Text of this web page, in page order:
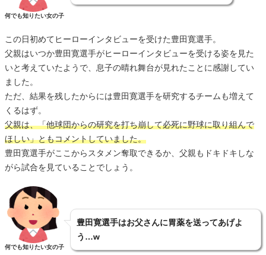
何でも知りたい女の子
この日初めてヒーローインタビューを受けた豊田寛選手。
父親はいつか豊田寛選手がヒーローインタビューを受ける姿を見た
いと考えていたようで、息子の晴れ舞台が見れたことに感謝してい
ました。
ただ、結果を残したからには豊田寛選手を研究するチームも増えて
くるはず。
父親は、「他球団からの研究を打ち崩して必死に野球に取り組んで
ほしい」ともコメントしていました。
豊田寛選手がここからスタメン奪取できるか、父親もドキドキしな
がら試合を見ていることでしょう。
何でも知りたい女の子
豊田寛選手はお父さんに胃薬を送ってあげよ
う…w